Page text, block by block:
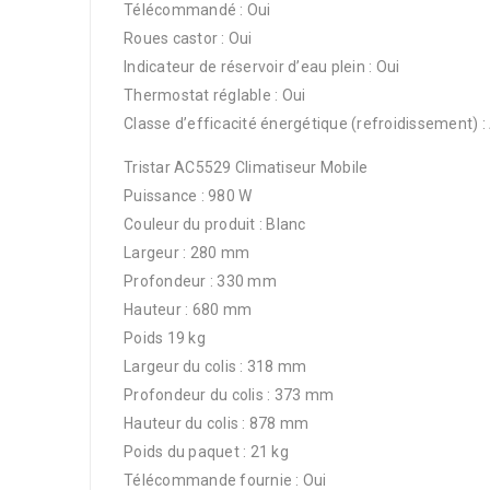
Télécommandé : Oui
Roues castor : Oui
Indicateur de réservoir d’eau plein : Oui
Thermostat réglable : Oui
Classe d’efficacité énergétique (refroidissement) :
Tristar AC5529 Climatiseur Mobile
Puissance : 980 W
Couleur du produit : Blanc
Largeur : 280 mm
Profondeur : 330 mm
Hauteur : 680 mm
Poids 19 kg
Largeur du colis : 318 mm
Profondeur du colis : 373 mm
Hauteur du colis : 878 mm
Poids du paquet : 21 kg
Télécommande fournie : Oui